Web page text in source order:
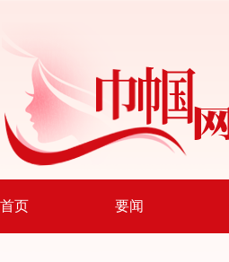
首页 要闻